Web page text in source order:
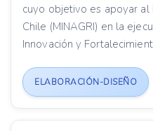
cuyo objetivo es apoyar
Chile (MINAGRI) en la
Innovación y
ELABORACIÓN-DISEÑO